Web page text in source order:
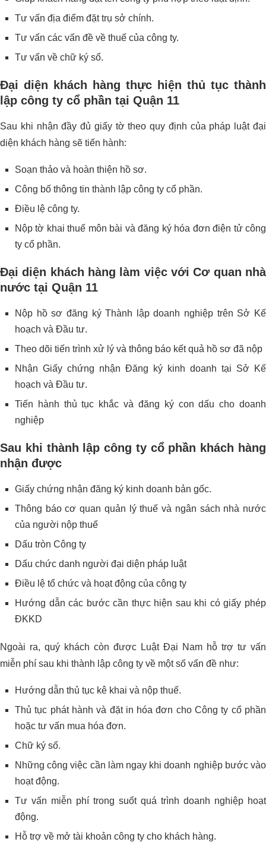
Tư vấn địa điểm đặt trụ sở chính.
Tư vấn các vấn đề về thuế của công ty.
Tư vấn về chữ ký số.
Đại diện khách hàng thực hiện thủ tục thành
lập công ty cổ phần tại Quận 11
Sau khi nhận đầy đủ giấy tờ theo quy định của pháp luật đại
diện khách hàng sẽ tiến hành:
Soạn thảo và hoàn thiện hồ sơ.
Công bố thông tin thành lập công ty cổ phần.
Điều lệ công ty.
Nộp tờ khai thuế môn bài và đăng ký hóa đơn điện tử công
ty cổ phần.
Đại diện khách hàng làm việc với Cơ quan nhà
nước tại Quận 11
Nộp hồ sơ đăng ký Thành lập doanh nghiệp trên Sở Kế
hoạch và Đầu tư.
Theo dõi tiến trình xử lý và thông báo kết quả hồ sơ đã nộp
Nhận Giấy chứng nhận Đăng ký kinh doanh tại Sở Kế
hoạch và Đầu tư.
Tiến hành thủ tục khắc và đăng ký con dấu cho doanh
nghiệp
Sau khi thành lập công ty cổ phần khách hàng
nhận được
Giấy chứng nhận đăng ký kinh doanh bản gốc.
Thông báo cơ quan quản lý thuế và ngân sách nhà nước
của người nộp thuế
Dấu tròn Công ty
Dấu chức danh người đại diện pháp luật
Điều lệ tổ chức và hoạt động của công ty
Hướng dẫn các bước cần thực hiện sau khi có giấy phép
ĐKKD
Ngoài ra, quý khách còn được Luật Đại Nam hỗ trợ tư vấn
miễn phí sau khi thành lập công ty về một số vấn đề như:
Hướng dẫn thủ tục kê khai và nộp thuế.
Thủ tục phát hành và đặt in hóa đơn cho Công ty cổ phần
hoặc tư vấn mua hóa đơn.
Chữ ký số.
Những công việc cần làm ngay khi doanh nghiệp bước vào
hoạt động.
Tư vấn miễn phí trong suốt quá trình doanh nghiệp hoạt
động.
Hỗ trợ về mở tài khoản công ty cho khách hàng.